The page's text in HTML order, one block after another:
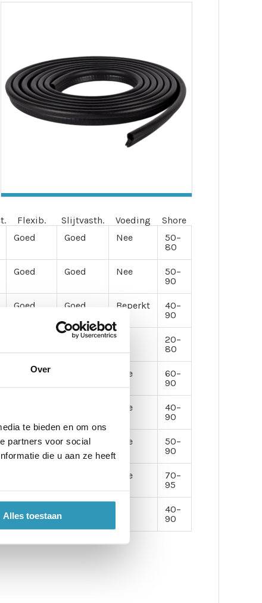
Over
te bieden en om ons
partners voor social
die u aan ze heeft
Alles toestaan
Flexib. Slijtvasth. Voeding
Shore
Goed Goed Nee
50–
80
Goed Goed Nee
50–
90
Goed Goed Beperkt
40–
90
Matig Ja
20–
80
Redelijk Nee
60–
90
Nee
40–
90
Matig Goed Nee
50–
90
Nee
70–
95
40–
90